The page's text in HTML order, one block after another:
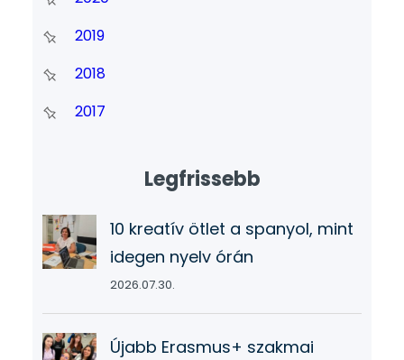
2019
2018
2017
Legfrissebb
10 kreatív ötlet a spanyol, mint
idegen nyelv órán
2026.07.30.
Újabb Erasmus+ szakmai